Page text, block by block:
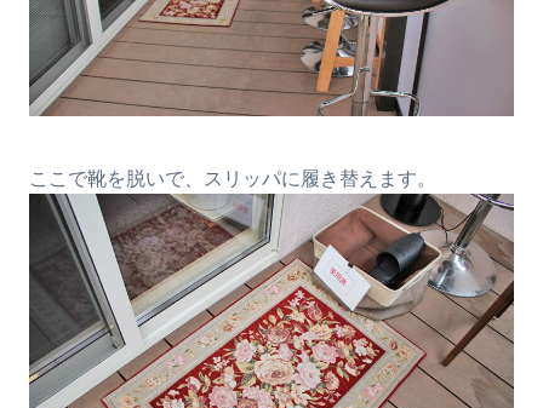
ここで靴を脱いで、スリッパに履き替えます。